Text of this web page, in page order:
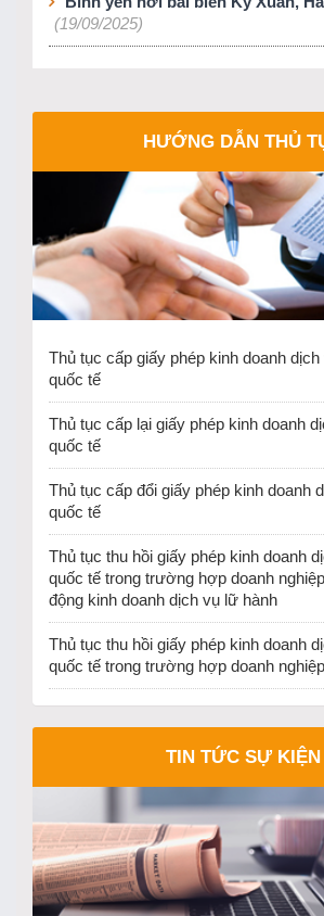
(19/09/2025)
HƯỚNG DẪN THỦ
Thủ tục cấp giấy phép kinh doanh
quốc tế
Thủ tục cấp lại giấy phép kinh doanh
quốc tế
Thủ tục cấp đổi giấy phép kinh doanh
quốc tế
Thủ tục thu hồi giấy phép kinh doanh
quốc tế trong trường hợp doanh
động kinh doanh dịch vụ lữ hành
Thủ tục thu hồi giấy phép kinh doanh
quốc tế trong trường hợp doanh
TIN TỨC SỰ KIỆN